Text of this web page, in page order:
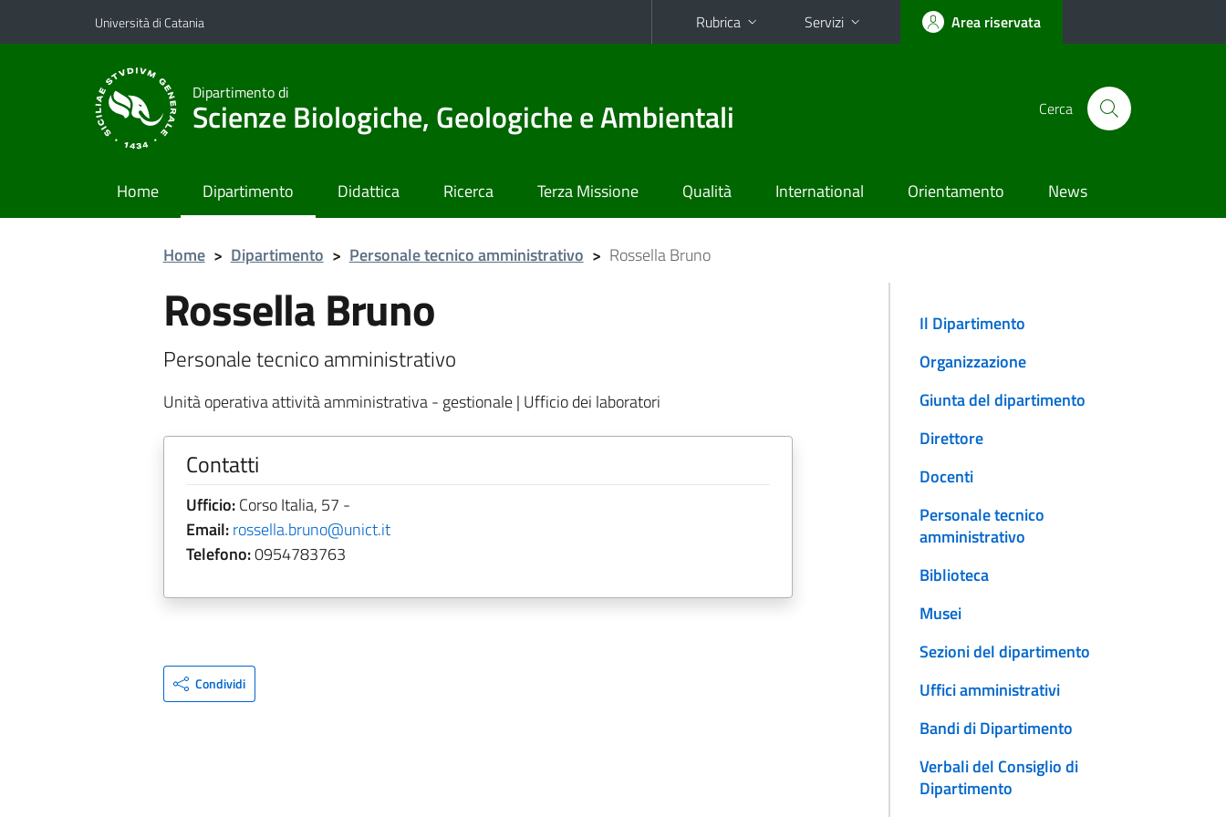
Vai al contenuto principale
Vai al menu di navigazione
Università di Catania Rubrica Servizi Area riservata
Dipartimento di
Scienze Biologiche, Geologiche e Ambientali Cerca
Home Dipartimento Didattica Ricerca Terza Missione Qualità International Orientamento News
Home > Dipartimento > Personale tecnico amministrativo > Rossella Bruno
Rossella Bruno
Personale tecnico amministrativo
Unità operativa attività amministrativa - gestionale | Ufficio dei laboratori
Contatti
Ufficio:Corso Italia, 57 -
Email:rossella.bruno@unict.it
Telefono:0954783763
Condividi
Il Dipartimento
Organizzazione
Giunta del dipartimento
Direttore
Docenti
Personale tecnico
amministrativo
Biblioteca
Musei
Sezioni del dipartimento
Uffici amministrativi
Bandi di Dipartimento
Verbali del Consiglio di
Dipartimento